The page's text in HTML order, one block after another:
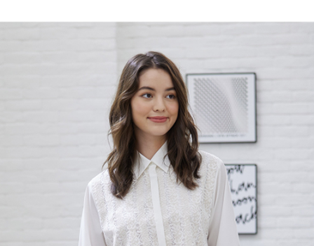
ATM／網路銀行／等多元方式進行付款，方視為交易完成。
※ 請注意：結帳手續完成當下不需立刻繳費，但若您需要取消訂單，請聯絡
購買商品的店家。未經商家同意取消之訂單仍視為有效，需透過AFTEE先享
※ 交易是否成功請以「AFTEE先享後付 」之結帳頁面顯示為準，若有關於
是否繳費成功／繳費後需取消欲退款等相關疑問，請聯繫「AFTEE先享後付
https://netprotections.freshdesk.com/support/home
１．透過由恩沛科技股份有限公司提供之「AFTEE先享後付」服務完成之交
易，需依本服務之必要範圍內提供個人資料，並將交易相關給付款項請求債
權轉讓予恩沛科技股份有限公司。
２．關於個人資料處理事宜，請瀏覽以下網址：
https://aftee.tw/terms/#terms3
３．未成年的使用者請事先徵得法定代理人或監護人之同意方可使用
「AFTEE先享後付」，若未經同意申辦者引起之損失，本公司不負相關責
每筆NT$60，滿NT$2,000(含以上)免運費
付款後7-11取貨---滿2000元免運
每筆NT$60，滿NT$2,000(含以上)免運費
每筆NT$120，滿NT$2,000(含以上)免運費